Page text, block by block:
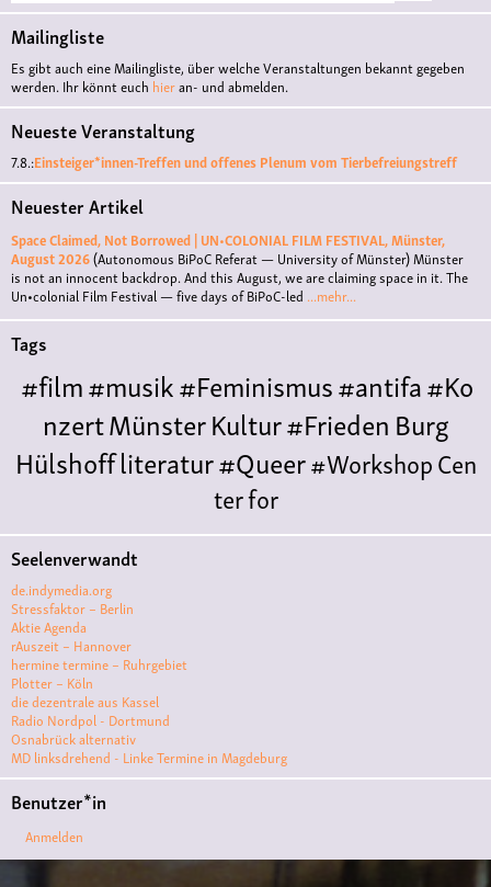
Mailingliste
Es gibt auch eine Mailingliste, über welche Veranstaltungen bekannt gegeben
werden. Ihr könnt euch hieran- und abmelden.
Neueste Veranstaltung
7.8.:Einsteiger*innen-Treffen und offenes Plenum vom Tierbefreiungstreff
Neuester Artikel
Space Claimed, Not Borrowed | UN•COLONIAL FILM FESTIVAL, Münster,
August 2026(Autonomous BiPoC Referat — University of Münster)Münster
is not an innocent backdrop. And this August, we are claiming space in it. The
Un•colonial Film Festival — five days of BiPoC-led ...mehr...
Tags
#film#musik#Feminismus#antifa#Ko
nzertMünsterKultur#FriedenBurg
Hülshoffliteratur#Queer#WorkshopCen
ter for
LiteraturePolyamoriePolytreff#liveKonzert
Polyamorietreff
Monogamie
ismuskunst
VKqueer#Demo
ve#film #kino #filmwerkstatt
#filmclub#Münster#BLACKBOXpunk#kino
#menschenrechte
Seelenverwandt
de.indymedia.org
Stressfaktor – Berlin
Aktie Agenda
rAuszeit – Hannover
hermine termine – Ruhrgebiet
Plotter – Köln
die dezentrale aus Kassel
Radio Nordpol - Dortmund
Osnabrück alternativ
MD linksdrehend - Linke Termine in Magdeburg
Benutzer*in
Anmelden